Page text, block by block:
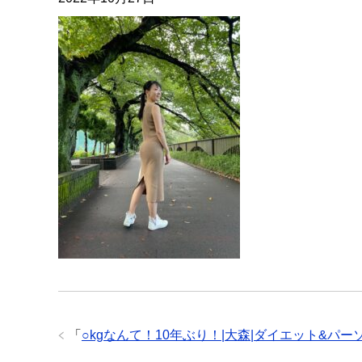
「 ○kgなんて！10年ぶり！|大森|ダイエット&パー